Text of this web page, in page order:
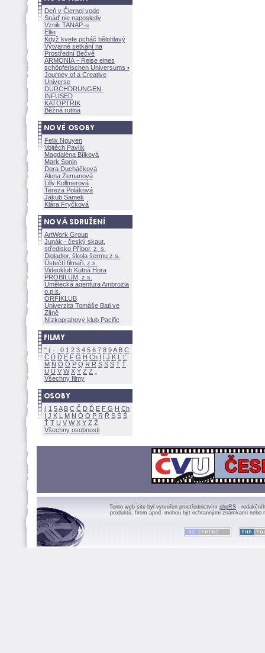
Deň v Čiernej vode
Snáď nie naposledy
Vznik TANAP-u
Ellie
Když kvete pcháč bělohlavý
Výtvarné setkání na
Prostřední Bečvě
ARMONÍA – Reise eines
schöpferischen Universums •
Journey of a Creative
Universe
DURCHDRUNGEN·
INFUSED
KATOPTRIK
Běžná rutina
Felix Nguyen
Vojtěch Pavlík
Magdaléna Bílkov
Mark Sonin
Dora Ducháčkov
Alena Zemanov
Lilly Kollmerov
Tereza Polákov
Jakub Samek
Klára Fryčkov
ArtWork Group
Junák - český skaut,
středisko Příbor, z. s.
Digladior, škola šermu z.s.
Ústečtí filmaři, z.s.
Videoklub Kutná Hora
PROBILUM, z.s.
Umělecká agentura Ambrozia
o.p.s.
ORFIKLUB
Univerzita Tomáše Bati ve
Zlíně
Nízkoprahový klub Pacific
" ( - 0 1 2 3 4 5 6 7 8 9A B C
Č D Ď E F G H Ch I Í J K L
Ľ
M N O Ó P Q R Ř S Ś T Ť
U Ú V W X Y Z
Všechny filmy
( 1 5A B C Č D Ď E F G H Ch
I J K L M N Ó O P R Ř S Ś
Ť T U V W X Y Z
Všechny osobnosti
Tento web site byl vytvořen prostřednictvím phpRS -
produktů, firem apod. mohou být ochrannými známkami